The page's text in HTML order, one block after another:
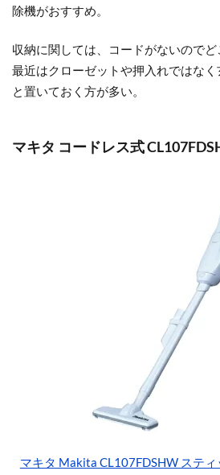
除機がおすすめ。
収納に関しては、コードがないのでど
最近はクローゼットや押入れではな
と置いておく方が多い。
マキタ コードレス式
マキタ Makita CL107FDSHW ステ